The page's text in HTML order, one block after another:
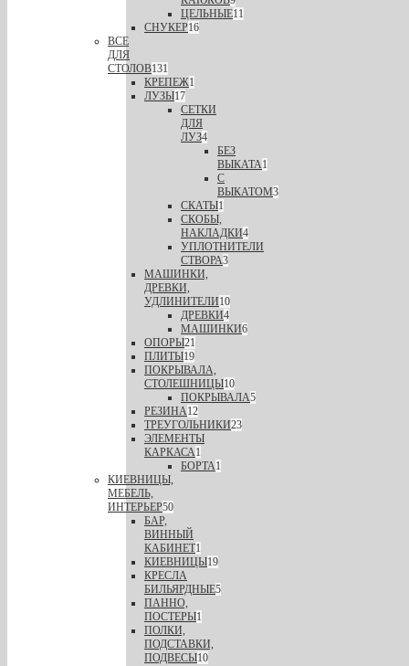
ЦЕЛЬНЫЕ11
СНУКЕР16
ВСЕ
ДЛЯ
СТОЛОВ131
КРЕПЕЖ1
ЛУЗЫ17
СЕТКИ
ДЛЯ
ЛУЗ4
БЕЗ
ВЫКАТА1
С
ВЫКАТОМ3
СКАТЫ1
СКОБЫ,
НАКЛАДКИ4
УПЛОТНИТЕЛИ
СТВОРА3
МАШИНКИ,
ДРЕВКИ,
УДЛИНИТЕЛИ10
ДРЕВКИ4
МАШИНКИ6
ОПОРЫ21
ПЛИТЫ19
ПОКРЫВАЛА,
СТОЛЕШНИЦЫ10
ПОКРЫВАЛА5
РЕЗИНА12
ТРЕУГОЛЬНИКИ23
ЭЛЕМЕНТЫ
КАРКАСА1
БОРТА1
КИЕВНИЦЫ,
МЕБЕЛЬ,
ИНТЕРЬЕР50
БАР,
ВИННЫЙ
КАБИНЕТ1
КИЕВНИЦЫ19
КРЕСЛА
БИЛЬЯРДНЫЕ5
ПАННО,
ПОСТЕРЫ1
ПОЛКИ,
ПОДСТАВКИ,
ПОДВЕСЫ10